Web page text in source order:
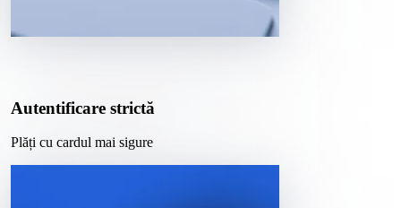
Autentificare strictă
Plăți cu cardul mai sigure